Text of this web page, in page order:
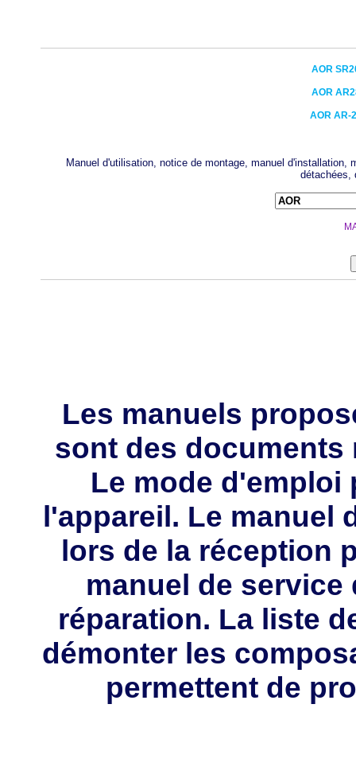
AOR
AOR
AOR AR-
Manuel d'utilisation, notice de montage, manuel
détachées,
Les manuels
sont des documents
Le mode d'emploi
l'appareil. Le manuel
lors de la réception
manuel de
réparation. La liste
démonter les
permettent de